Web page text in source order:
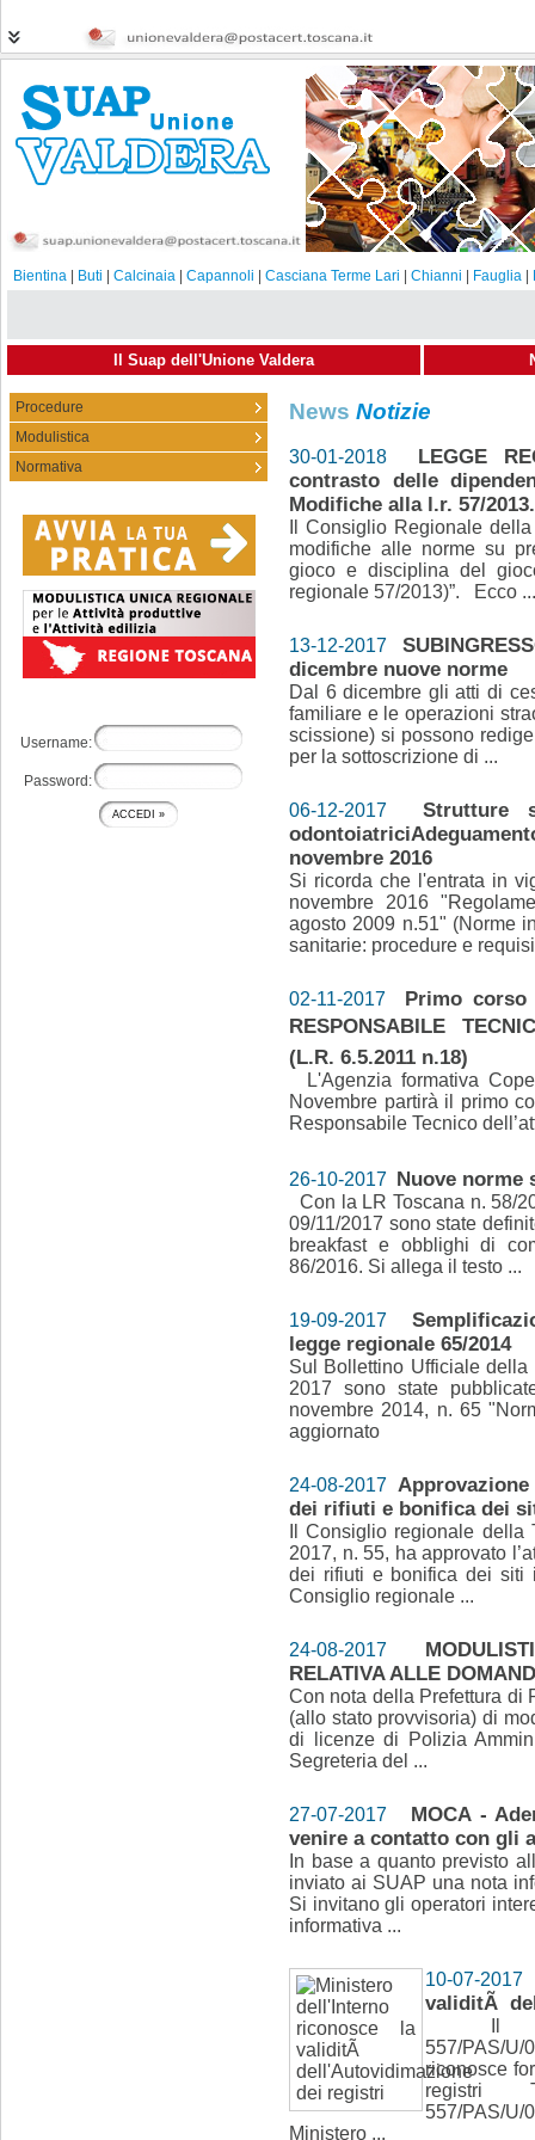
Bientina Buti Calcinaia Capannoli Casciana Terme Lari Chianni Fauglia
Il Suap dell'Unione Valdera
Procedure
Modulistica
Normativa
Username:
Password:
News Notizie
30-01-2018
LEGGE
contrasto delle
Modifiche alla l.r. 57/2013.
Il Consiglio Regionale
modifiche alle norme su
gioco e disciplina del
regionale 57/2013)”. Ecco
13-12-2017
dicembre nuove norme
Dal 6 dicembre gli atti di
familiare e le operazioni
scissione) si possono
per la sottoscrizione di ...
06-12-2017
Strutture
novembre 2016
Si ricorda che l'entrata in
novembre 2016
agosto 2009 n.51" (Norme
sanitarie: procedure e
02-11-2017
Primo
RESPONSABILE
(L.R. 6.5.2011 n.18)
L'Agenzia formativa
Novembre partirà il primo
Responsabile Tecnico
26-10-2017 Nuove norme
Con la LR Toscana n. 58/
09/11/2017 sono state
breakfast e obblighi di
86/2016. Si allega il testo ...
19-09-2017
legge regionale 65/2014
Sul Bollettino Ufficiale della
2017 sono state
novembre 2014, n. 65
aggiornato
24-08-2017
dei rifiuti e bonifica dei
Il Consiglio regionale
2017, n. 55, ha approvato
dei rifiuti e bonifica dei siti
Consiglio regionale ...
24-08-2017
RELATIVA ALLE
Con nota della Prefettura di
(allo stato provvisoria) di
di licenze di Polizia
Segreteria del ...
27-07-2017
MOCA -
venire a contatto con gli
In base a quanto previsto
inviato ai SUAP una nota
Si invitano gli operatori
informativa ...
10-07-2017
validitÃ
557/PAS/
riconosce
registri
557/PAS/
Ministero ...